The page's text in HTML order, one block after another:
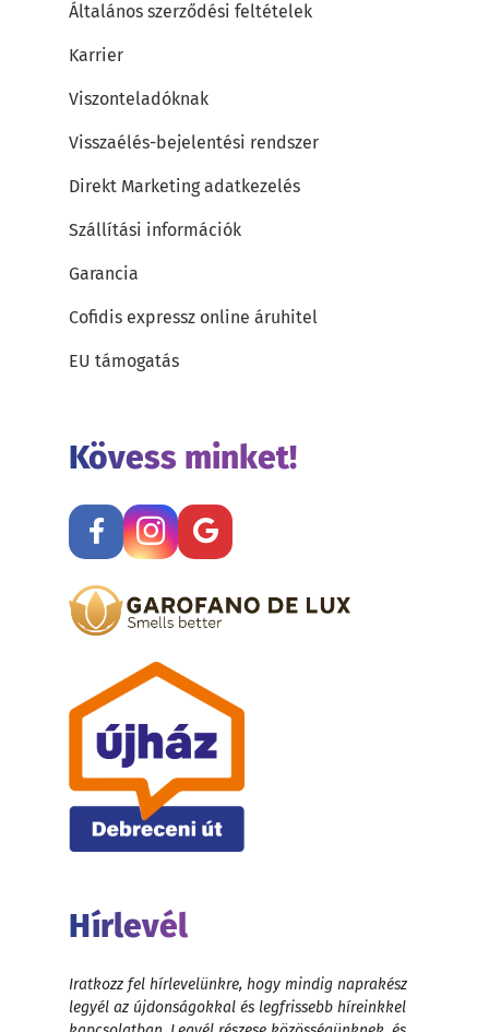
Általános szerződési feltételek
Karrier
Viszonteladóknak
Visszaélés-bejelentési rendszer
Direkt Marketing adatkezelés
Szállítási információk
Garancia
Cofidis expressz online áruhitel
EU támogatás
Kövess minket!
Hírlevél
Iratkozz fel hírlevelünkre, hogy mindig naprakész
legyél az újdonságokkal és legfrissebb híreinkkel